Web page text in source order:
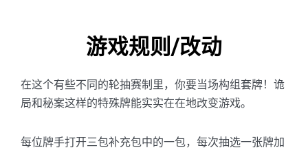
游戏规则/改动
在这个有些不同的轮抽赛制里，你要当场构组套牌！诡
局和秘案这样的特殊牌能实实在在地改变游戏。
每位牌手打开三包补充包中的一包，每次抽选一张牌加